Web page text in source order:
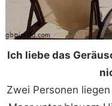
Ich liebe das
Zwei Personen